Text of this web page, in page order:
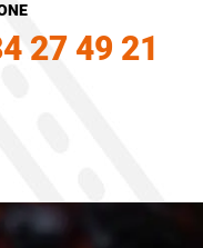
27 49 21